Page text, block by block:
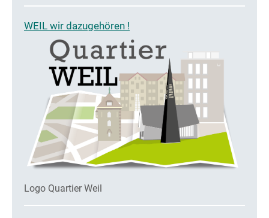
WEIL wir dazugehören !
Logo Quartier Weil